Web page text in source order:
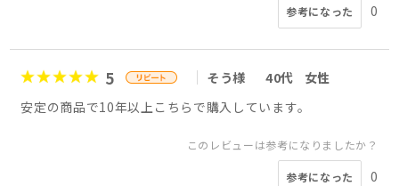
参考になった 0
5 そう様 40代
女性
安定の商品で10年以上こちらで購入しています。
このレビューは参考になりましたか？
参考になった 0